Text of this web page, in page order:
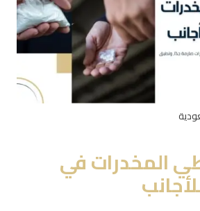
المخدرات في